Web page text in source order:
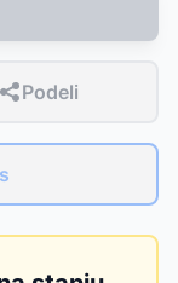
Podeli